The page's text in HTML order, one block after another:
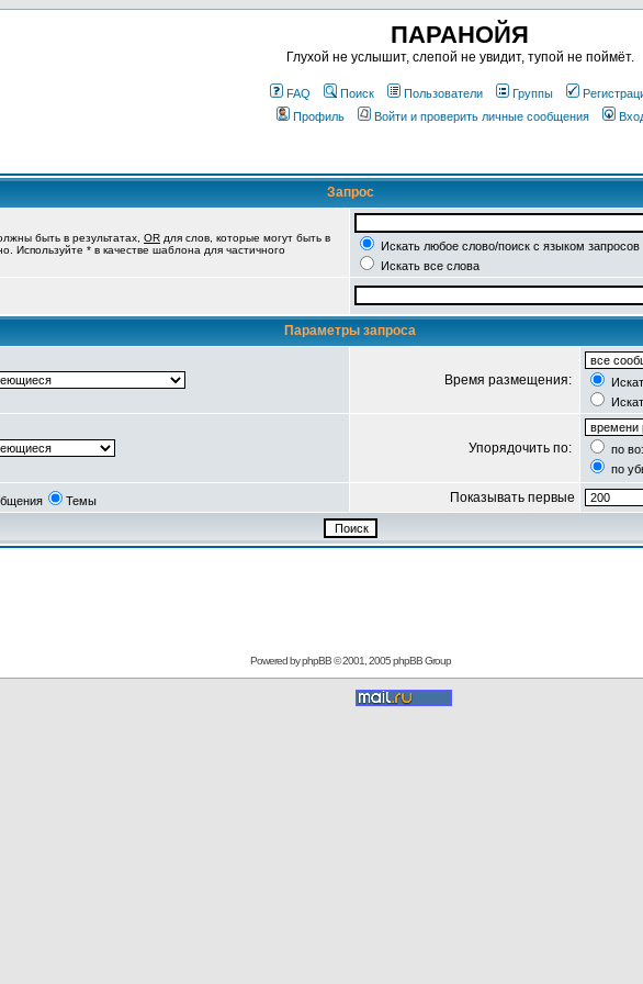
ПАРАНОЙЯ
Глухой не услышит, слепой не увидит, тупой не поймёт.
FAQ Поиск Пользователи Группы
Профиль
Войти и проверить личные сообщения
Запрос
быть в результатах, OR для слов, которые могут быть в
Используйте * в качестве шаблона для частичного
Искать любое слово/поиск с языком запросов
Искать все слова
Параметры запроса
Время размещения:
Упорядочить по:
по
по
Темы Показывать первые
Powered byphpBB© 2001, 2005 phpBB Group